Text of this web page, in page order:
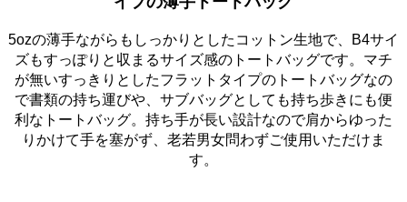
5ozの薄手ながらもしっかりとしたコットン生地で、B4サイ
ズもすっぽりと収まるサイズ感のトートバッグです。マチ
が無いすっきりとしたフラットタイプのトートバッグなの
で書類の持ち運びや、サブバッグとしても持ち歩きにも便
利なトートバッグ。持ち手が長い設計なので肩からゆった
りかけて手を塞がず、老若男女問わずご使用いただけま
す。